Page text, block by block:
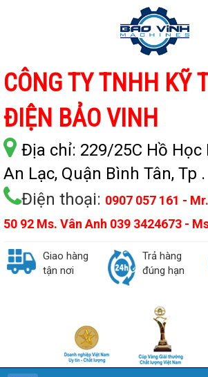
CÔNG TY TNHH KỸ
ĐIỆN BẢO VINH
Địa chỉ: 229/25C Hồ Học
An Lạc, Quận Bình Tân, Tp
Điện thoại: 0907 057 161 -
50 92 Ms. Vân Anh 039 3424673 -
Giao hàng
tận nơi
Trả hàng
đúng hạn